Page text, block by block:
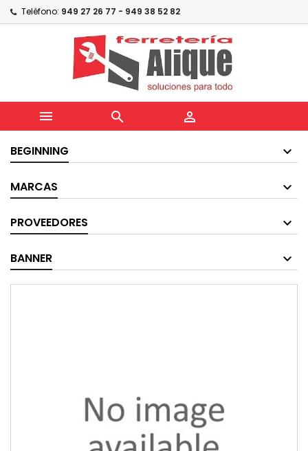
Teléfono: 949 27 26 77 - 949 38 52 82
  
BEGINNING
MARCAS
PROVEEDORES
BANNER